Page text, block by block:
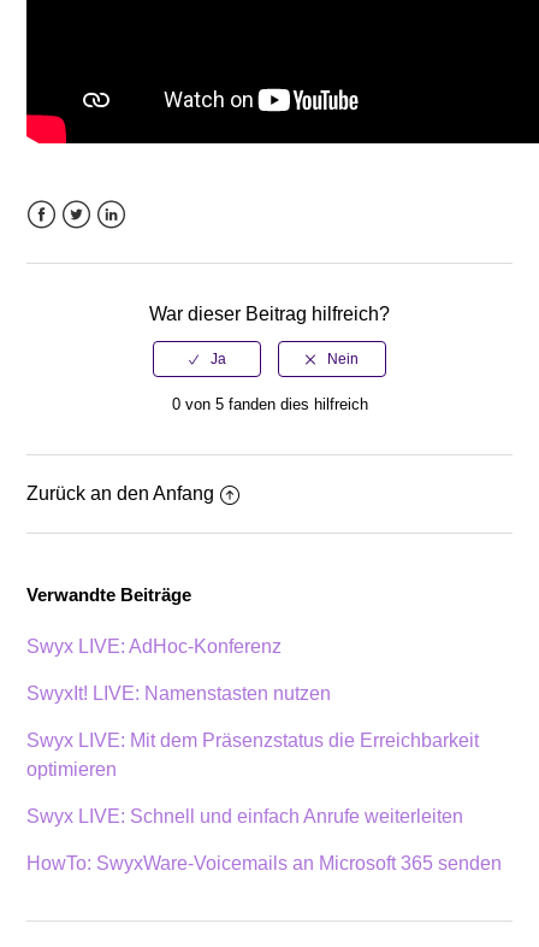
War dieser Beitrag hilfreich?
0 von 5 fanden dies hilfreich
Zurück an den Anfang
Verwandte Beiträge
Swyx LIVE: AdHoc-Konferenz
SwyxIt! LIVE: Namenstasten nutzen
Swyx LIVE: Mit dem Präsenzstatus die Erreichbarkeit
optimieren
Swyx LIVE: Schnell und einfach Anrufe weiterleiten
HowTo: SwyxWare-Voicemails an Microsoft 365 senden